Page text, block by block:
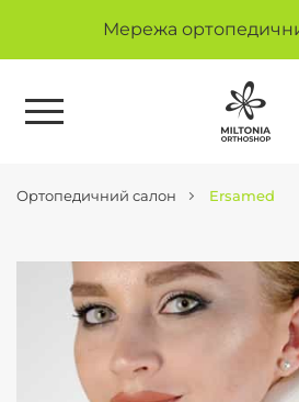
Мережа
Ортопедичний салон Ersamed